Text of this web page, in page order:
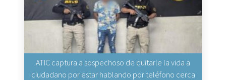
ATIC captura a sospechoso de quitarle la vida a
ciudadano por estar hablando por teléfono cerca